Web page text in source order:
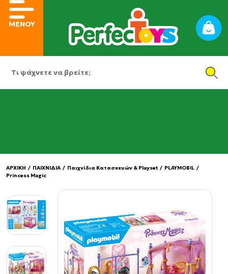
ΜΕΝΟΥ
ΑΡΧΙΚΗ / ΠΑΙΧΝΙΔΙΑ / Παιχνίδια Κατασκευών & Playset / PLAYMOBIL /
Princess Magic